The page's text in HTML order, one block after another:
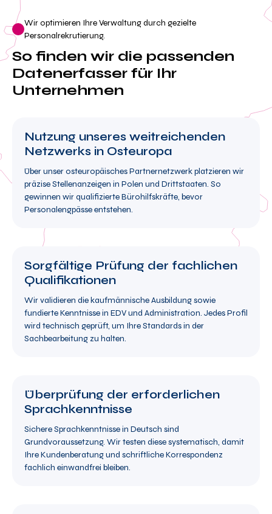
Wir optimieren Ihre Verwaltung durch gezielte
Personalrekrutierung.
So finden wir die passenden
Datenerfasser für Ihr
Unternehmen
Nutzung unseres weitreichenden
Netzwerks in Osteuropa
Über unser osteuropäisches Partnernetzwerk platzieren wir
präzise Stellenanzeigen in Polen und Drittstaaten. So
gewinnen wir qualifizierte Bürohilfskräfte, bevor
Personalengpässe entstehen.
Sorgfältige Prüfung der fachlichen
Qualifikationen
Wir validieren die kaufmännische Ausbildung sowie
fundierte Kenntnisse in EDV und Administration. Jedes Profil
wird technisch geprüft, um Ihre Standards in der
Sachbearbeitung zu halten.
Überprüfung der erforderlichen
Sprachkenntnisse
Sichere Sprachkenntnisse in Deutsch sind
Grundvoraussetzung. Wir testen diese systematisch, damit
Ihre Kundenberatung und schriftliche Korrespondenz
fachlich einwandfrei bleiben.